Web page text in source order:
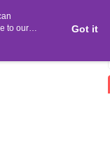
to our
Got it